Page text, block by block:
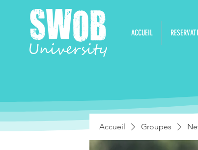
ACCUEIL
Accueil Groupes